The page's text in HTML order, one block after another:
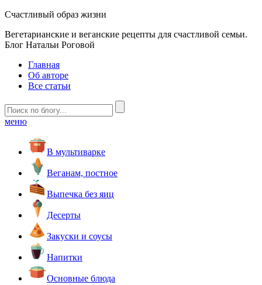
Счастливый образ жизни
Вегетарианские и веганские рецепты для счастливой семьи.
Блог Натальи Роговой
Главная
Об авторе
Все статьи
меню
В мультиварке
Веганам, постное
Выпечка без яиц
Десерты
Закуски и соусы
Напитки
Основные блюда